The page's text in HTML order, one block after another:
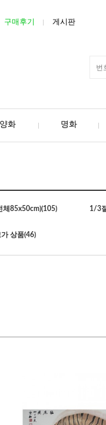
구매후기 게시판
화 명화
체85x50cm)(105) 1/3
가 상품(46)